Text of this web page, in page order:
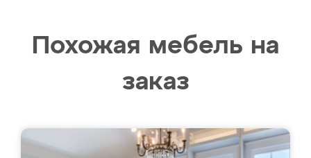
Похожая мебель на
заказ